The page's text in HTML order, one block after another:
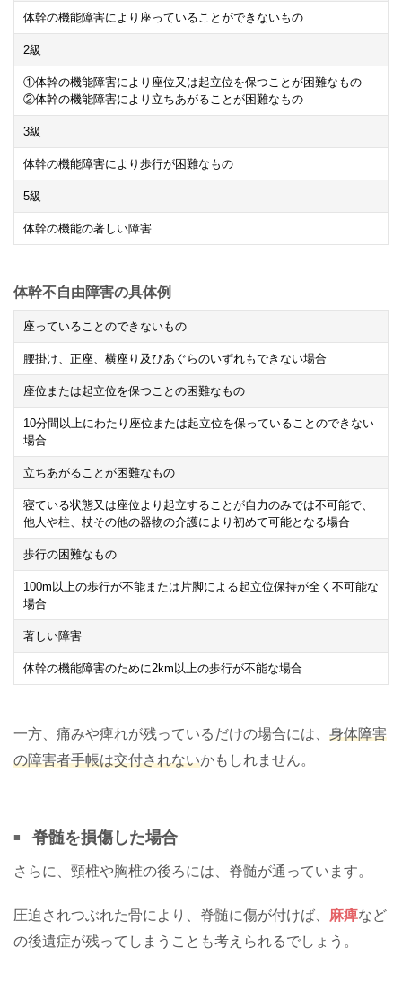
体幹の機能障害により座っていることができないもの
2級
①体幹の機能障害により座位又は起立位を保つことが困難なもの
②体幹の機能障害により立ちあがることが困難なもの
3級
体幹の機能障害により歩行が困難なもの
5級
体幹の機能の著しい障害
体幹不自由障害の具体例
座っていることのできないもの
腰掛け、正座、横座り及びあぐらのいずれもできない場合
座位または起立位を保つことの困難なもの
10分間以上にわたり座位または起立位を保っていることのできない
場合
立ちあがることが困難なもの
寝ている状態又は座位より起立することが自力のみでは不可能で、
他人や柱、杖その他の器物の介護により初めて可能となる場合
歩行の困難なもの
100m以上の歩行が不能または片脚による起立位保持が全く不可能な
場合
著しい障害
体幹の機能障害のために2km以上の歩行が不能な場合
一方、痛みや痺れが残っているだけの場合には、 身体障害
の障害者手帳は交付されないかもしれません。
脊髄を損傷した場合
さらに、頸椎や胸椎の後ろには、脊髄が通っています。
圧迫されつぶれた骨により、脊髄に傷が付けば、 麻痺など
の後遺症が残ってしまうことも考えられるでしょう。